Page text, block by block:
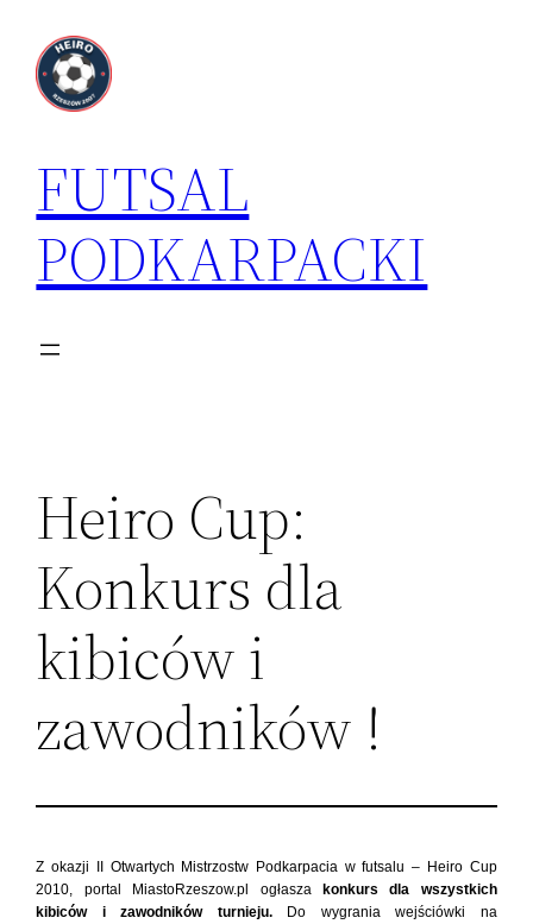
treści
FUTSAL
PODKARPACKI
Heiro Cup:
Konkurs dla
kibiców i
zawodników !
Z okazji II Otwartych Mistrzostw Podkarpacia w futsalu – Heiro Cup
2010, portal MiastoRzeszow.pl ogłasza konkurs dla wszystkich
kibiców i zawodników turnieju.Do wygrania wejściówki na